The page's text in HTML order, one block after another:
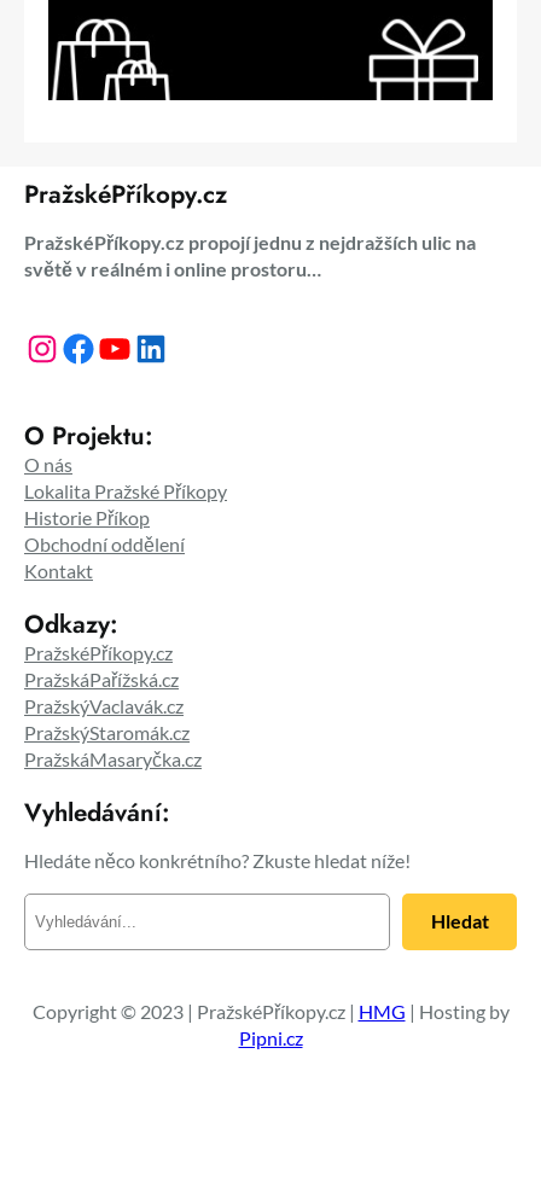
PražskéPříkopy.cz
PražskéPříkopy.cz propojí jednu z nejdražších ulic na
světě v reálném i online prostoru…
Instagram Facebook YouTube LinkedIn
O Projektu:
O nás
Lokalita Pražské Příkopy
Historie Příkop
Obchodní oddělení
Kontakt
Odkazy:
PražskéPříkopy.cz
PražskáPařížská.cz
PražskýVaclavák.cz
PražskýStaromák.cz
PražskáMasaryčka.cz
Vyhledávání:
Hledáte něco konkrétního? Zkuste hledat níže!
e
a
t
Hledat
Copyright © 2023 | PražskéPříkopy.cz | HMG | Hosting by
Pipni.cz